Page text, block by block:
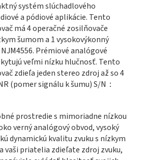
systém slúchadlového
a pódiové aplikácie. Tento
má 4 operačné zosilňovače
šumom a 1 vysokovýkonný
Prémiové analógové
veľmi nízku hlučnosť. Tento
zdieľa jeden stereo zdroj až so 4
(pomer signálu k šumu) S/N：
prostredie s mimoriadne nízkou
verný analógový obvod, vysoký
dynamickú kvalitu zvuku s nízkym
vaši priatelia zdieľate zdroj zvuku,